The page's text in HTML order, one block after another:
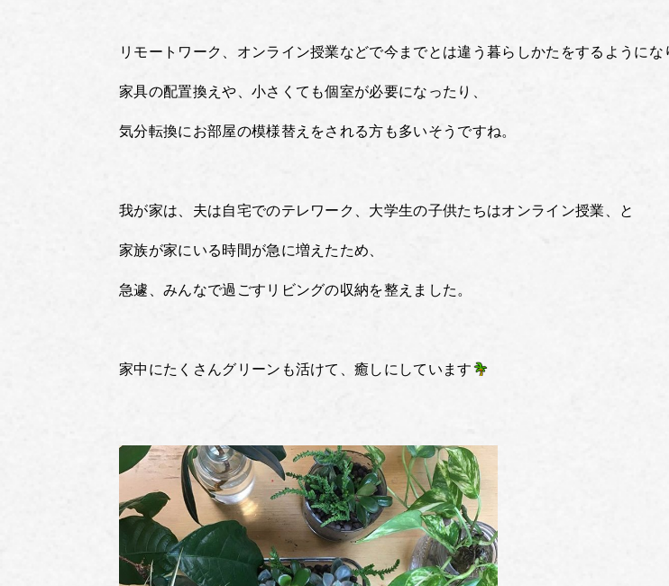
リモートワーク、オンライン授業などで今までとは違う暮らしかたをするようにな
家具の配置換えや、小さくても個室が必要になったり、
気分転換にお部屋の模様替えをされる方も多いそうですね。
我が家は、夫は自宅でのテレワーク、大学生の子供たちはオンライン授業、と
家族が家にいる時間が急に増えたため、
急遽、みんなで過ごすリビングの収納を整えました。
家中にたくさんグリーンも活けて、癒しにしています